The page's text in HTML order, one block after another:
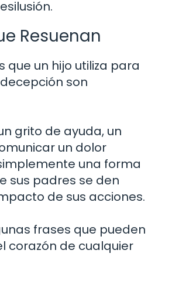
Resuenan
que un hijo utiliza para
son
grito de ayuda, un
un dolor
una forma
sus padres se den
de sus acciones.
frases que pueden
corazón de cualquier